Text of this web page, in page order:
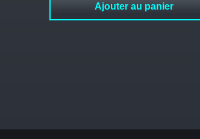
Ajouter au panier